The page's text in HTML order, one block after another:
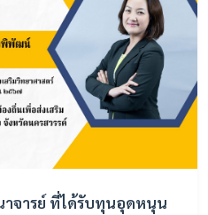
จารย์ ที่ได้รับทุนอุดหนุน